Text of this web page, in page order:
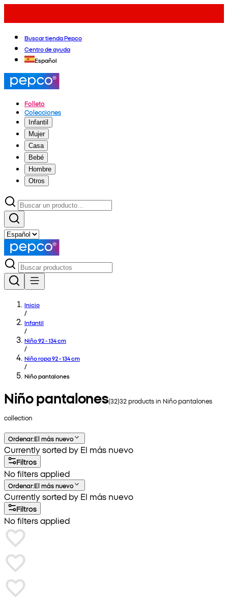
Buscar tienda Pepco
Centro de ayuda
Español
Folleto
Colecciones
Infantil
Mujer
Casa
Bebé
Hombre
Otros
Inicio
/
Infantil
/
Niño 92 - 134 cm
/
Niño ropa 92 - 134 cm
/
Niño pantalones
Niño pantalones(32)32products in Niño pantalones
collection
Ordenar:El más nuevo
Currently sorted by El más nuevo
Filtros
No filters applied
Ordenar:El más nuevo
Currently sorted by El más nuevo
Filtros
No filters applied